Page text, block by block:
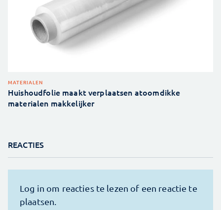
MATERIALEN
Huishoudfolie maakt verplaatsen atoomdikke
materialen makkelijker
REACTIES